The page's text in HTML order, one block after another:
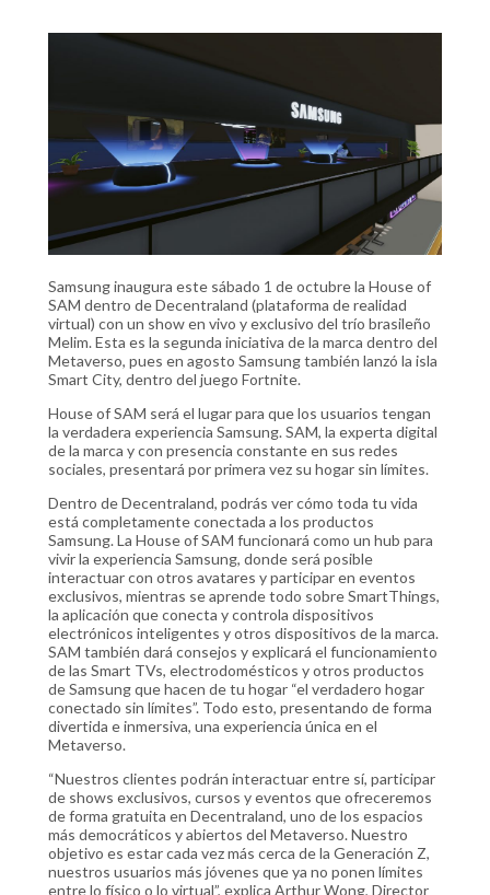
Samsung inaugura este sábado 1 de octubre la House of
SAM dentro de Decentraland (plataforma de realidad
virtual) con un show en vivo y exclusivo del trío brasileño
Melim. Esta es la segunda iniciativa de la marca dentro del
Metaverso, pues en agosto Samsung también lanzó la isla
Smart City, dentro del juego Fortnite.
House of SAM será el lugar para que los usuarios tengan
la verdadera experiencia Samsung. SAM, la experta digital
de la marca y con presencia constante en sus redes
sociales, presentará por primera vez su hogar sin límites.
Dentro de Decentraland, podrás ver cómo toda tu vida
está completamente conectada a los productos
Samsung. La House of SAM funcionará como un hub para
vivir la experiencia Samsung, donde será posible
interactuar con otros avatares y participar en eventos
exclusivos, mientras se aprende todo sobre SmartThings,
la aplicación que conecta y controla dispositivos
electrónicos inteligentes y otros dispositivos de la marca.
SAM también dará consejos y explicará el funcionamiento
de las Smart TVs, electrodomésticos y otros productos
de Samsung que hacen de tu hogar “el verdadero hogar
conectado sin límites”. Todo esto, presentando de forma
divertida e inmersiva, una experiencia única en el
Metaverso.
“Nuestros clientes podrán interactuar entre sí, participar
de shows exclusivos, cursos y eventos que ofreceremos
de forma gratuita en Decentraland, uno de los espacios
más democráticos y abiertos del Metaverso. Nuestro
objetivo es estar cada vez más cerca de la Generación Z,
nuestros usuarios más jóvenes que ya no ponen límites
entre lo físico o lo virtual”, explica Arthur Wong, Director